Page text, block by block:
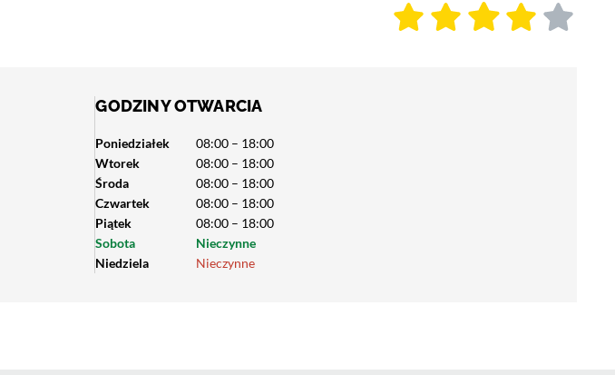
GODZINY OTWARCIA
Poniedziałek
08:00 – 18:00
Wtorek
08:00 – 18:00
Środa
08:00 – 18:00
Czwartek
08:00 – 18:00
Piątek
08:00 – 18:00
Sobota
Nieczynne
Niedziela
Nieczynne